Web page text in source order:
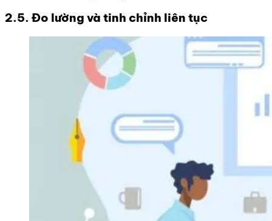
2.5. Đo lường và tinh chỉnh liên tục